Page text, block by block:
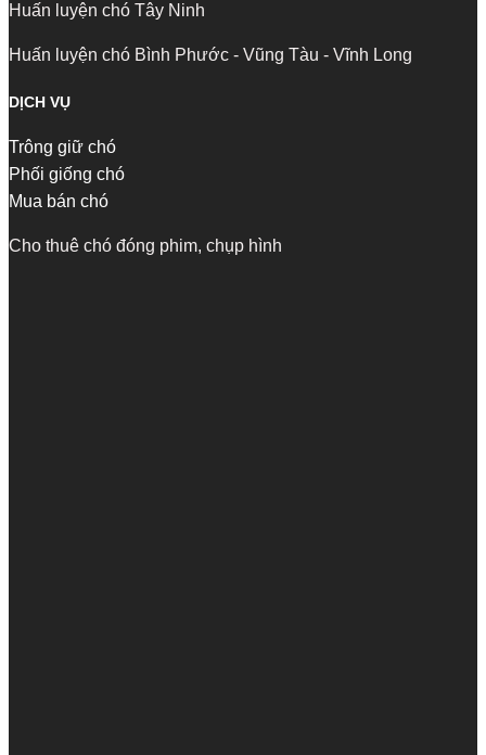
Huấn luyện chó Tây Ninh
Huấn luyện chó Bình Phước - Vũng Tàu - Vĩnh Long
DỊCH VỤ
Trông giữ chó
Phối giống chó
Mua bán chó
Cho thuê chó đóng phim, chụp hình